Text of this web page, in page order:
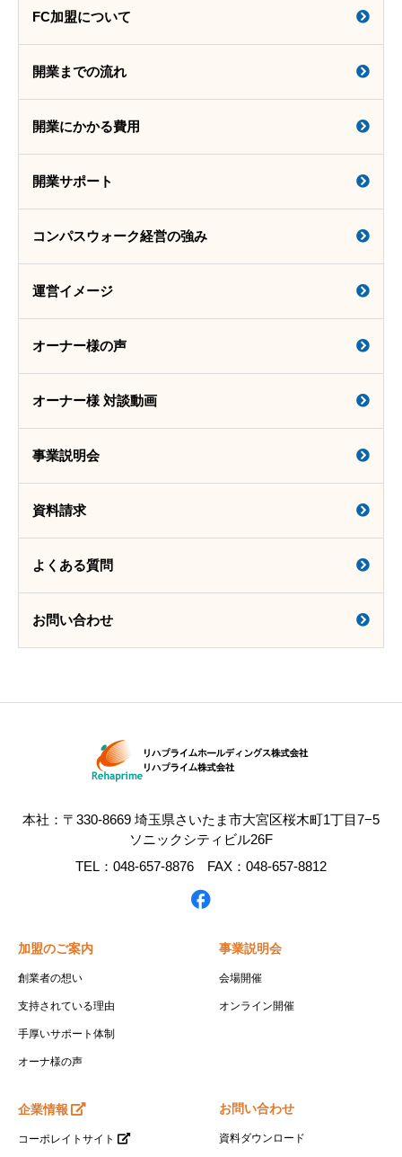
FC加盟について
開業までの流れ
開業にかかる費用
開業サポート
コンパスウォーク経営の強み
運営イメージ
オーナー様の声
オーナー様 対談動画
事業説明会
資料請求
よくある質問
お問い合わせ
本社：〒330-8669 埼玉県さいたま市大宮区桜木町1丁目7−5
ソニックシティビル26F
TEL：048-657-8876 FAX：048-657-8812
加盟のご案内
創業者の想い
支持されている理由
手厚いサポート体制
オーナ様の声
事業説明会
会場開催
オンライン開催
企業情報
コーポレイトサイト
お問い合わせ
資料ダウンロード